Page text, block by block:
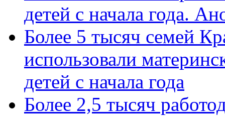
детей с начала года.
Более 5 тысяч семей
использовали
детей с начала года
Более 2,5 тысяч